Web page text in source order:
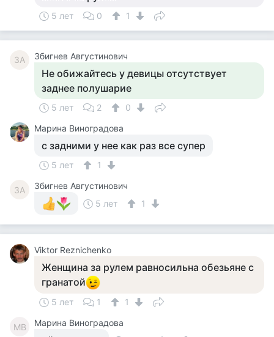
5 лет 0 1
ЗА Збигнев Августинович
Не обижайтесь у девицы отсутствует
заднее полушарие
5 лет 2
0
Марина Виноградова
с задними у нее как раз все супер
5 лет 1
ЗА
Збигнев Августинович
5 лет
1
Viktor Reznichenko
Женщина за рулем равносильна обезьяне с
гранатой
5 лет 1 1
МВ Марина Виноградова